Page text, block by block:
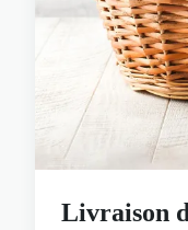
Livraison